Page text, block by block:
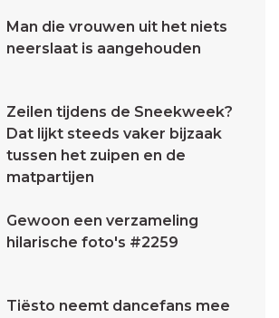
Man die vrouwen uit het niets
neerslaat is aangehouden
Zeilen tijdens de Sneekweek?
Dat lijkt steeds vaker bijzaak
tussen het zuipen en de
matpartijen
Gewoon een verzameling
hilarische foto's #2259
Tiësto neemt dancefans mee